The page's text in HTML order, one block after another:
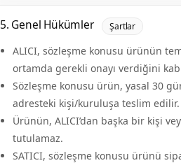
5. Genel Hükümler Şartlar
ALICI, sözleşme konusu ürünün
ortamda gerekli onayı verdiğini
Sözleşme konusu ürün, yasal 30
adresteki kişi/kuruluşa teslim edilir.
Ürünün, ALICI’dan başka bir kişi
tutulamaz.
SATICI, sözleşme konusu ürünü